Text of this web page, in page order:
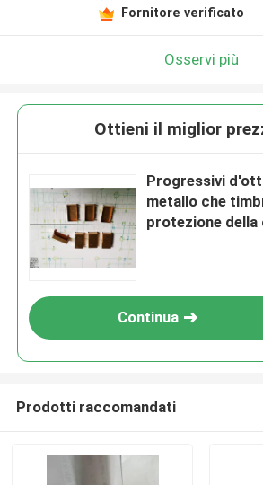
Fornitore verificato
Osservi più
Ottieni il miglior
Progressivi
metallo che
protezione della
Continua
Prodotti raccomandati